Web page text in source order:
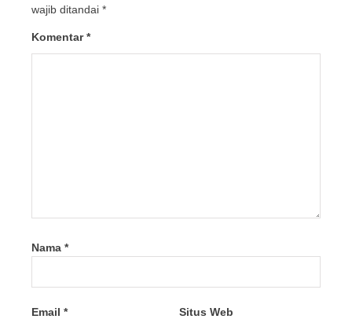
wajib ditandai *
Komentar*
Nama *
Email * Situs Web